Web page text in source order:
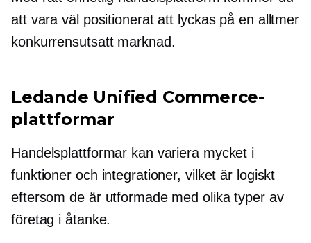
att varaväl positioneratatt lyckas på en alltmer
konkurrensutsatt marknad.
Ledande Unified Commerce-
plattformar
Handelsplattformar kan variera mycket i
funktioner och integrationer, vilket är logiskt
eftersom de är utformade med olika typer av
företag i åtanke.